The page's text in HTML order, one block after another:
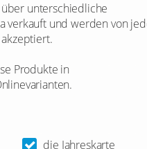
unterschiedliche
verkauft und werden von
Produkte in
die Jahreskarte